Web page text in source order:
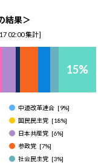
結果＞
02:00集計]
15%
中道改革連合 [9%]
国民民主党 [18%]
日本共産党 [6%]
参政党 [7%]
社会民主党 [3%]